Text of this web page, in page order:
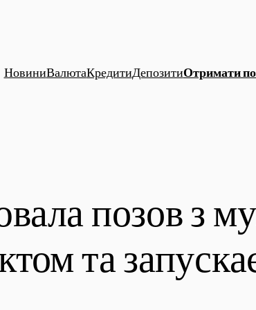
НовиниВалютаКредитиДепозитиОтримати
позов з
та